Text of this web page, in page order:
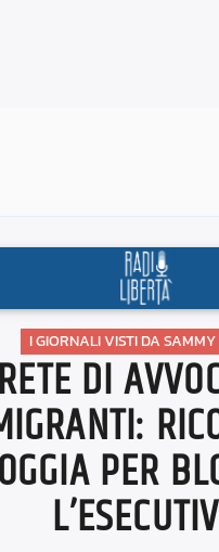
I GIORNALI VISTI DA
DI
PER